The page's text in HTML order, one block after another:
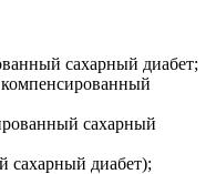
сахарный диабет;
сахарный
диабет);